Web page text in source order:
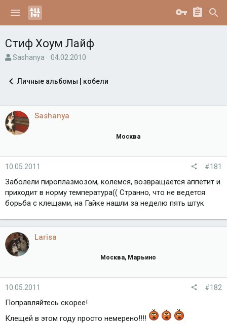
Стиф Хоум Лайф
А
о
т
е
м
ы
Sashanya
Д
а
а
ч
04.02.2010
Личные альбомы | кобели
Sashanya
Москва
10.05.2011 #181
Заболели пироплазмозом, колемся, возвращается аппетит и
приходит в норму температура(( Странно, что не ведется
борьба с клещами, на Гайке нашли за неделю пять штук
Larisa
Москва, Марьино
10.05.2011 #182
Поправляйтесь скорее!
Клещей в этом году просто немерено!!!!